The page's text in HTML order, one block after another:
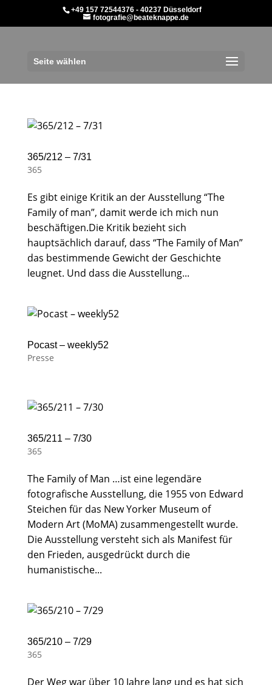
+49 157 72544376 - 40237 Düsseldorf
fotografie@beateknappe.de
Seite wählen
365/212 – 7/31
365
Es gibt einige Kritik an der Ausstellung “The
Family of man”, damit werde ich mich nun
beschäftigen.Die Kritik bezieht sich
hauptsächlich darauf, dass “The Family of Man”
das bestimmende Gewicht der Geschichte
leugnet. Und dass die Ausstellung...
Pocast – weekly52
Presse
365/211 – 7/30
365
The Family of Man …ist eine legendäre
fotografische Ausstellung, die 1955 von Edward
Steichen für das New Yorker Museum of
Modern Art (MoMA) zusammengestellt wurde.
Die Ausstellung versteht sich als Manifest für
den Frieden, ausgedrückt durch die
humanistische...
365/210 – 7/29
365
Der Weg war über 10 Jahre lang und es hat sich